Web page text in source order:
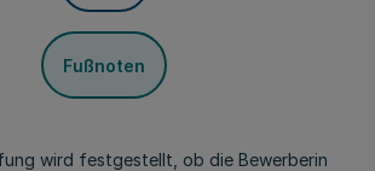
Fußnoten
wird festgestellt, ob die Bewerberin